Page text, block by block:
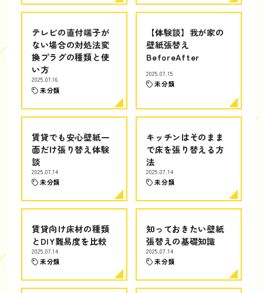
テレビの直付端子が
ない場合の対処法変
換プラグの種類と使
い方
2025.07.16
未分類
【体験談】我が家の
壁紙張替え
BeforeAfter
2025.07.15
未分類
賃貸でも安心壁紙一
面だけ張り替え体験
談
2025.07.14
未分類
キッチンはそのまま
で床を張り替える方
法
2025.07.14
未分類
賃貸向け床材の種類
とDIY難易度を比較
2025.07.14
未分類
知っておきたい壁紙
張替えの基礎知識
2025.07.14
未分類